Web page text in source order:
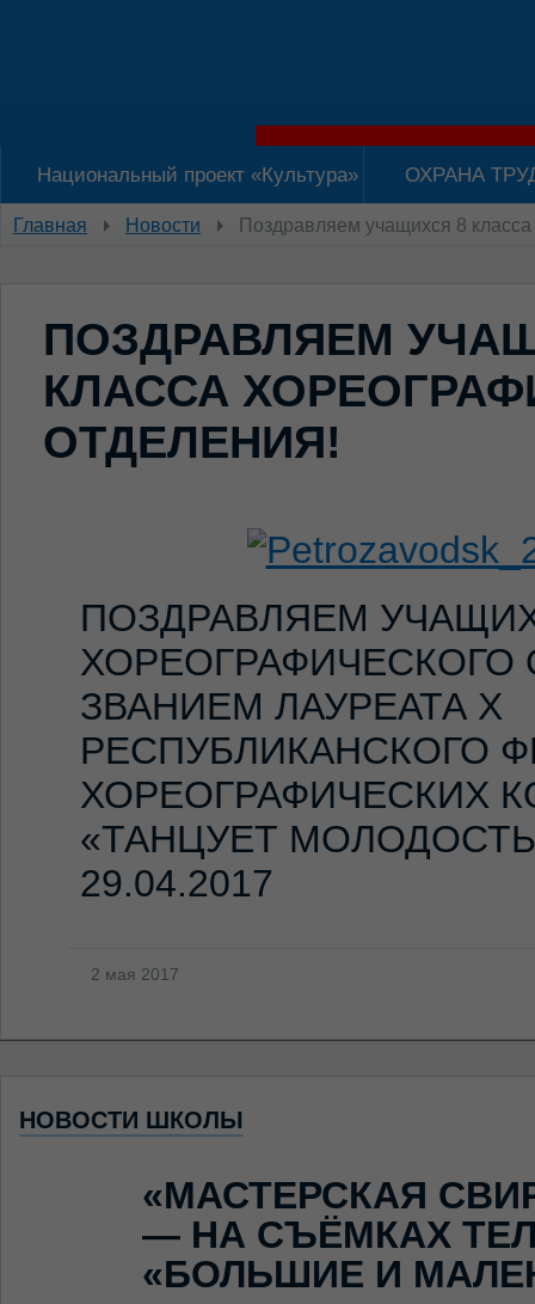
Национальный проект «Культура» ОХРАНА
Главная Новости Поздравляем учащихся 8
ПОЗДРАВЛЯЕМ
КЛАССА
ОТДЕЛЕНИЯ!
ПОЗДРАВЛЯЕМ
ХОРЕОГРАФИЧЕСКОГО
ЗВАНИЕМ ЛАУРЕАТА X
РЕСПУБЛИКАНСКОГО
ХОРЕОГРАФИЧЕСКИХ
«ТАНЦУЕТ
29.04.2017
2 мая 2017
НОВОСТИ ШКОЛЫ
«МАСТЕРСКАЯ
— НА СЪЁМКАХ
«БОЛЬШИЕ И